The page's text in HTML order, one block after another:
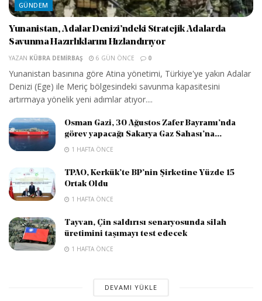
GÜNDEM
Yunanistan, Adalar Denizi’ndeki Stratejik Adalarda
Savunma Hazırlıklarını Hızlandırıyor
YAZAN KÜBRA DEMIRBAŞ 6 GÜN ÖNCE 0
Yunanistan basınına göre Atina yönetimi, Türkiye'ye yakın Adalar
Denizi (Ege) ile Meriç bölgesindeki savunma kapasitesini
artırmaya yönelik yeni adımlar atıyor....
Osman Gazi, 30 Ağustos Zafer Bayramı’nda
görev yapacağı Sakarya Gaz Sahası’na...
1 HAFTA ÖNCE
TPAO, Kerkük’te BP’nin Şirketine Yüzde 15
Ortak Oldu
1 HAFTA ÖNCE
Tayvan, Çin saldırısı senaryosunda silah
üretimini taşımayı test edecek
1 HAFTA ÖNCE
DEVAMI YÜKLE